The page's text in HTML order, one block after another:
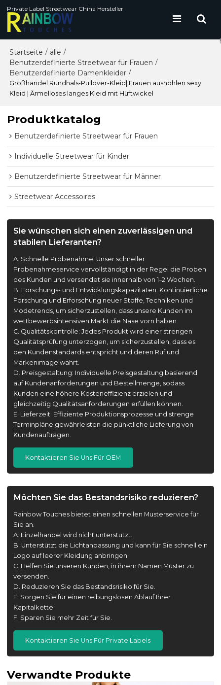
Private Label Streetwear China Hersteller
Startseite / alle /
Benutzerdefinierte Streetwear für Frauen /
Benutzerdefinierte Damenkleider /
Großhandel Rundhals-Pullover-Kleid| Frauen aushöhlen sexy
Kleid | Ärmelloses langes Kleid mit Hüftwickel
Produktkatalog
Benutzerdefinierte Streetwear für Frauen
Individuelle Streetwear für Kinder
Benutzerdefinierte Streetwear für Männer
Streetwear Accessoires
Sie wünschen sich einen zuverlässigen und
stabilen Lieferanten?
A. Schnelle Probenahme: Unser schneller
Probenahmeservice vervollständigt in der Regel die Proben
des Kunden und versendet sie innerhalb von 1–2 Wochen.
B. Forschungs- und Entwicklungskapazitäten: Kontinuierliche
Forschung und Erforschung neuer Stoffe, Techniken und
Modetrends, um sicherzustellen, dass unsere Kunden im
wettbewerbsintensiven Markt die Nase vorn haben.
C. Qualitätskontrolle: Jedes Produkt wird einer strengen
Qualitätsprüfung unterzogen, um sicherzustellen, dass es
den Kundenstandards entspricht und deren Ruf und
Markenimage wahrt.
D. Preisgestaltung: Individuelle Preisgestaltung basierend
auf Kundenanforderungen und Bestellmenge, sodass
Kunden eine höhere Kosteneffizienz erzielen und
gleichzeitig Qualitätsanforderungen erfüllen können.
E. Lieferzeit: Effiziente Produktionsprozesse und strenge
Terminpläne gewährleisten die pünktliche Lieferung von
Kundenaufträgen.
Kontaktieren Sie Uns Für OEM
Möchten Sie das Bestandsrisiko reduzieren?
Rainbow Touches bietet einen schnellen Musterservice für
Sie an.
A: Einzelhandel wird nicht unterstützt.
B. Unterstützt die Lichtanpassung und kann für Sie schnell ein
Logo auf leerer Kleidung anbringen.
C. Helfen Sie unseren Kunden, in ihrem Namen Muster zu
versenden.
D. Reduzieren Sie das Bestandsrisiko für Sie.
E. Sorgen Sie für einen reibungslosen Ablauf Ihrer
Kapitalkette.
F. Sparen Sie mehr Zeit für Sie.
Kontaktieren Sie Uns Für Private Labels
Verwandte Produkte